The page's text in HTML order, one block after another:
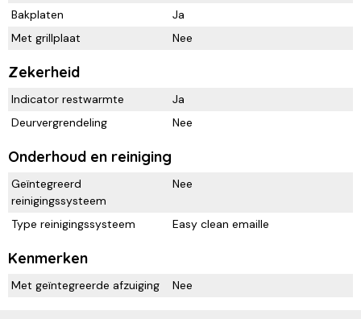
Bakplaten
Ja
Met grillplaat
Nee
Zekerheid
Indicator restwarmte
Ja
Deurvergrendeling
Nee
Onderhoud en reiniging
Geïntegreerd
reinigingssysteem
Nee
Type reinigingssysteem Easy clean emaille
Kenmerken
Met geïntegreerde afzuiging Nee